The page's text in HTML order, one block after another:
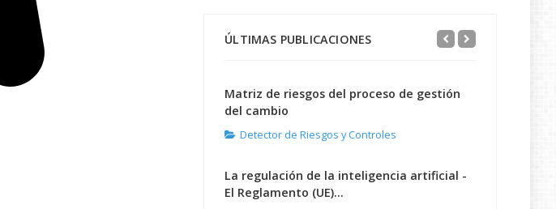
ÚLTIMAS PUBLICACIONES
Matriz de riesgos del proceso de gestión
del cambio
Detector de Riesgos y Controles
La regulación de la inteligencia artificial -
El Reglamento (UE)...